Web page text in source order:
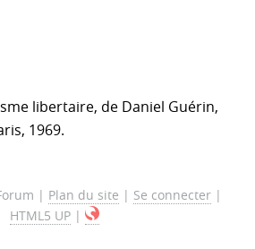
libertaire, de Daniel Guérin,
1969.
| Plan du site | Se connecter |
HTML5 UP |